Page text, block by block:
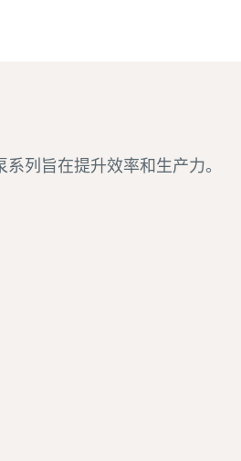
系列旨在提升效率和生产力。